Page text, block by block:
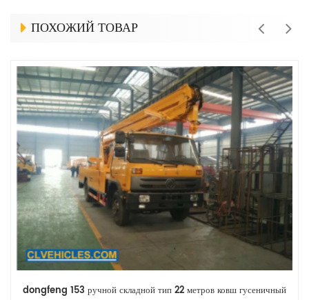
ПОХОЖИЙ ТОВАР
dongfeng 153 ручной складной тип 22 метров ковш гусеничный